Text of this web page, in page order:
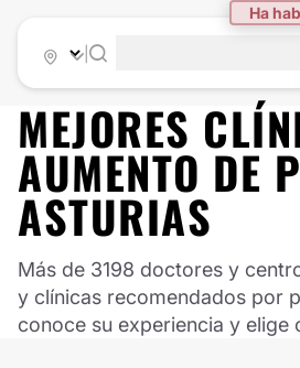
Ha
MEJORES
AUMENTO DE
ASTURIAS
Más de 3198 doctores y
y clínicas recomendados por
conoce su experiencia y elige